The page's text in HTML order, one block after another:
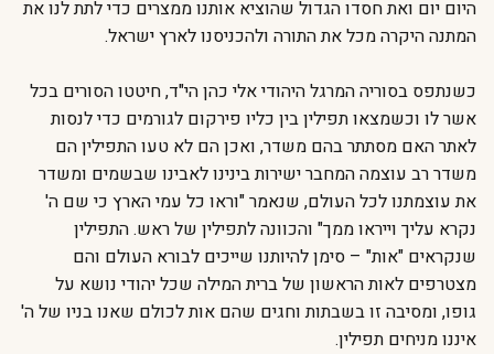
היום יום ואת חסדו הגדול שהוציא אותנו ממצרים כדי לתת לנו את
המתנה היקרה מכל את התורה ולהכניסנו לארץ ישראל.
כשנתפס בסוריה המרגל היהודי אלי כהן הי"ד, חיטטו הסורים בכל
אשר לו וכשמצאו תפילין בין כליו פירקום לגורמים כדי לנסות
לאתר האם מסתתר בהם משדר, ואכן הם לא טעו התפילין הם
משדר רב עוצמה המחבר ישירות בינינו לאבינו שבשמים ומשדר
את עוצמתנו לכל העולם, שנאמר "וראו כל עמי הארץ כי שם ה'
נקרא עליך וייראו ממך" והכוונה לתפילין של ראש. התפילין
שנקראים "אות" – סימן להיותנו שייכים לבורא העולם והם
מצטרפים לאות הראשון של ברית המילה שכל יהודי נושא על
גופו, ומסיבה זו בשבתות וחגים שהם אות לכולם שאנו בניו של ה'
איננו מניחים תפילין.